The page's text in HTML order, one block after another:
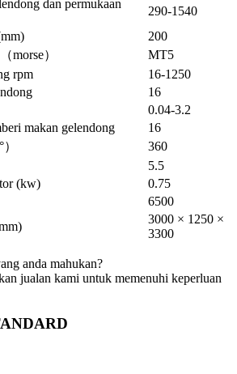
dan permukaan
290-1540
200
morse）
MT5
rpm
16-1250
16
0.04-3.2
makan gelendong
16
360
5.5
(kw)
0.75
6500
3000 × 1250 ×
3300
anda mahukan?
jualan kami untuk memenuhi keperluan